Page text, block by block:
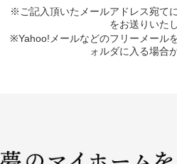
※ご記入頂いたメールアドレス宛て
をお送りいた
※Yahoo!メールなどのフリーメール
ォルダに入る場合